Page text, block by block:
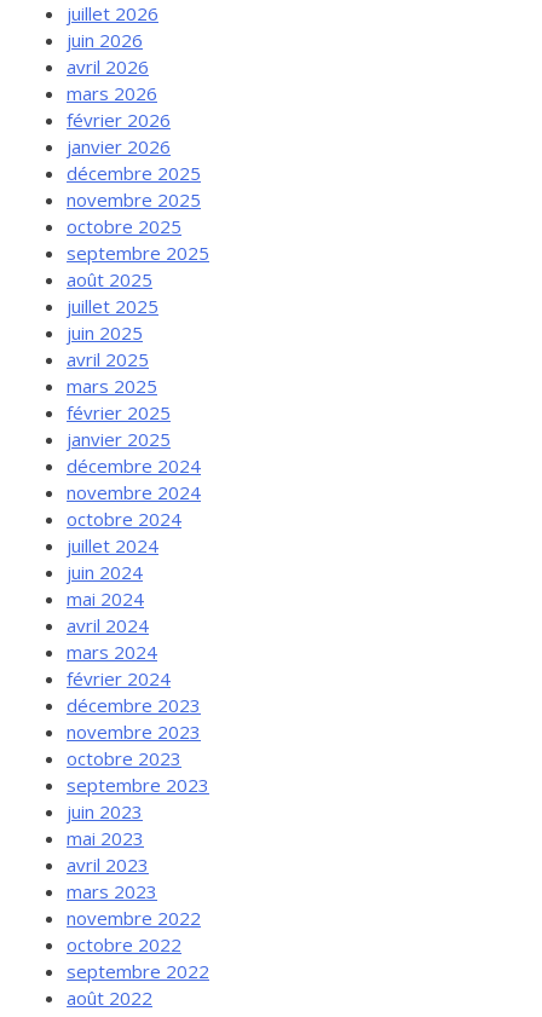
juillet 2026
juin 2026
avril 2026
mars 2026
février 2026
janvier 2026
décembre 2025
novembre 2025
octobre 2025
septembre 2025
août 2025
juillet 2025
juin 2025
avril 2025
mars 2025
février 2025
janvier 2025
décembre 2024
novembre 2024
octobre 2024
juillet 2024
juin 2024
mai 2024
avril 2024
mars 2024
février 2024
décembre 2023
novembre 2023
octobre 2023
septembre 2023
juin 2023
mai 2023
avril 2023
mars 2023
novembre 2022
octobre 2022
septembre 2022
août 2022